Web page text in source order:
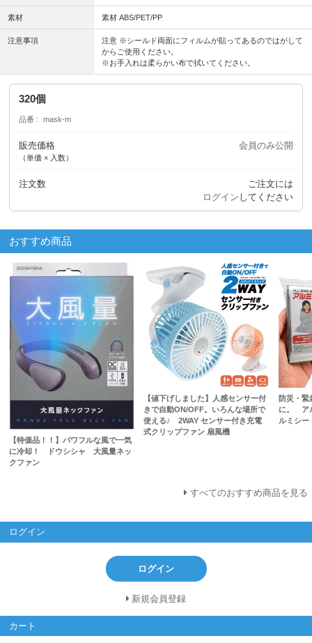
素材 素材 ABS/PET/PP
注意事項
注意 ※シールド両面にフィルムが貼ってあるのではがして
からご使用ください。
※お手入れは柔らかい布で拭いてください。
320個
品番 mask-m
販売価格
（単価 × 入数）
会員のみ公開
注文数
ご注文には
ログイン してください
おすすめ商品
【特価品！！】パワフルな風で一気
に冷却！ ドウシシャ 大風量ネッ
クファン
【値下げしました】人感センサー付
きで自動ON/OFF。いろんな場所で
使える♪ 2WAY センサー付き充電
式クリップファン 扇風機
防災・緊
に。 ア
ルミシー
すべてのおすすめ商品を見る
ログイン
ログイン
新規会員登録
カート